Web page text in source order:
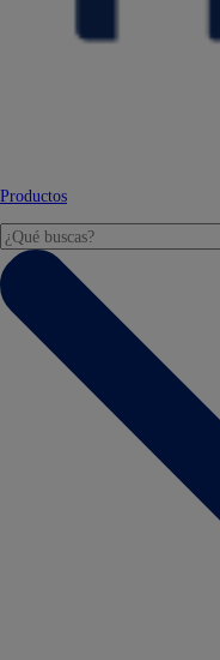
Productos